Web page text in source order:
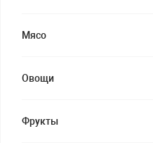
Мясо
Овощи
Фрукты